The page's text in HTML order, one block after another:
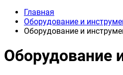
Главная
Оборудование и
Оборудование и
Оборудование